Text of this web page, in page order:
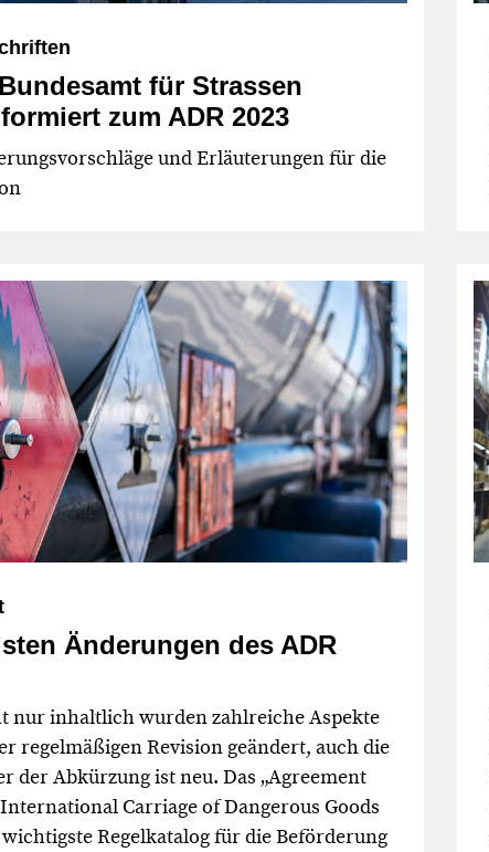
für Strassen
zum ADR 2023
und Erläuterungen für die
Änderungen des ADR
nur inhaltlich wurden zahlreiche Aspekte
regelmäßigen Revision geändert, auch die
der Abkürzung ist neu. Das „Agreement
Carriage of Dangerous Goods
wichtigste Regelkatalog für die Beförderung